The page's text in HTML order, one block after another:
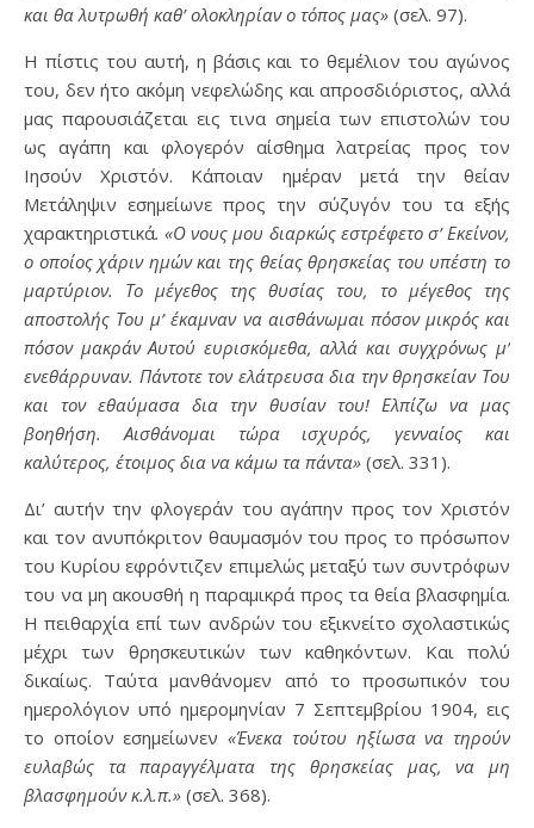
και θα λυτρωθή καθ’ ολοκληρίαν ο τόπος μας» (σελ. 97).
Η πίστις του αυτή, η βάσις και το θεμέλιον του αγώνος
του, δεν ήτο ακόμη νεφελώδης και απροσδιόριστος, αλλά
μας παρουσιάζεται εις τινα σημεία των επιστολών του
ως αγάπη και φλογερόν αίσθημα λατρείας προς τον
Ιησούν Χριστόν. Κάποιαν ημέραν μετά την θείαν
Μετάληψιν εσημείωνε προς την σύζυγόν του τα εξής
χαρακτηριστικά. «Ο νους μου διαρκώς εστρέφετο σ’ Εκείνον,
ο οποίος χάριν ημών και της θείας θρησκείας του υπέστη το
μαρτύριον. Το μέγεθος της θυσίας του, το μέγεθος της
αποστολής Του μ’ έκαμναν να αισθάνωμαι πόσον μικρός και
πόσον μακράν Αυτού ευρισκόμεθα, αλλά και συγχρόνως μ’
ενεθάρρυναν. Πάντοτε τον ελάτρευσα δια την θρησκείαν Του
και τον εθαύμασα δια την θυσίαν του! Ελπίζω να μας
βοηθήση. Αισθάνομαι τώρα ισχυρός, γενναίος και
καλύτερος, έτοιμος δια να κάμω τα πάντα» (σελ. 331).
Δι’ αυτήν την φλογεράν του αγάπην προς τον Χριστόν
και τον ανυπόκριτον θαυμασμόν του προς το πρόσωπον
του Κυρίου εφρόντιζεν επιμελώς μεταξύ των συντρόφων
του να μη ακουσθή η παραμικρά προς τα θεία βλασφημία.
Η πειθαρχία επί των ανδρών του εξικνείτο σχολαστικώς
μέχρι των θρησκευτικών των καθηκόντων. Και πολύ
δικαίως. Ταύτα μανθάνομεν από το προσωπικόν του
ημερολόγιον υπό ημερομηνίαν 7 Σεπτεμβρίου 1904, εις
το οποίον εσημείωνεν«Ένεκα τούτου ηξίωσα να τηρούν
ευλαβώς τα παραγγέλματα της θρησκείας μας, να μη
βλασφημούν κ.λ.π.» (σελ. 368).